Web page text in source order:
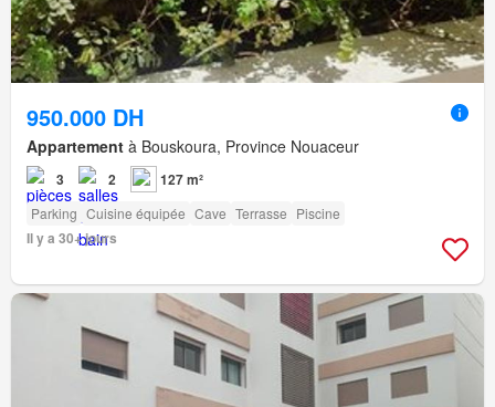
950.000 DH
Appartement à Bouskoura, Province Nouaceur
3 2 127 m²
Parking Cuisine équipée Cave Terrasse Piscine
Il y a 30+ jours